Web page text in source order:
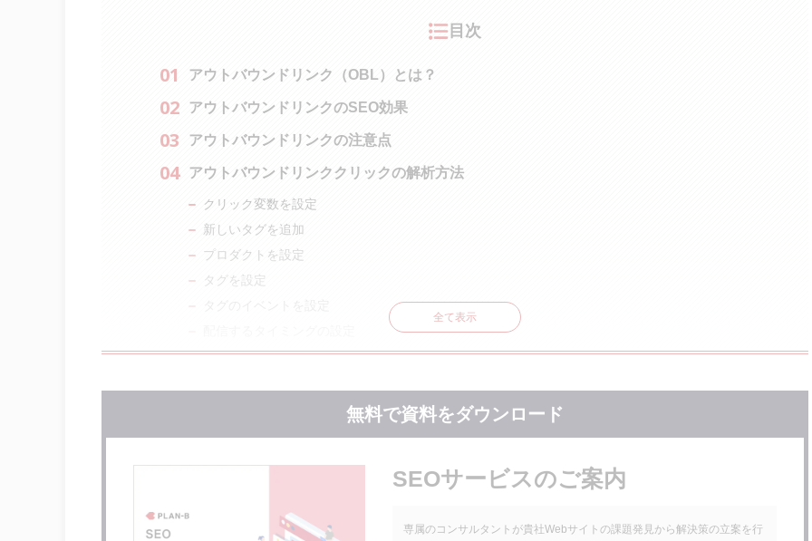
目次
アウトバウンドリンク（OBL）とは？
アウトバウンドリンクのSEO効果
アウトバウンドリンクの注意点
アウトバウンドリンククリックの解析方法
クリック変数を設定
新しいタグを追加
プロダクトを設定
タグを設定
トリガーの作成の設定
グーグルアナリティクスで設定が反映されているか確認
全て表示
無料で資料をダウンロード
SEOサービスのご案内
専属のコンサルタントが貴社Webサイトの課題発見から解決策の立案を行